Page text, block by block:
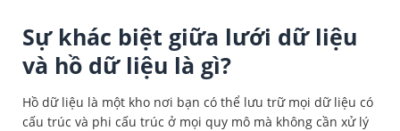
Sự khác biệt giữa lưới dữ liệu
và hồ dữ liệu là gì?
Hồ dữ liệu là một kho nơi bạn có thể lưu trữ mọi dữ liệu có
cấu trúc và phi cấu trúc ở mọi quy mô mà không cần xử lý